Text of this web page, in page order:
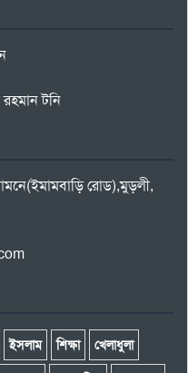
টনি
রোড),মুড়লী,
ইসলাম শিক্ষা খেলাধুলা